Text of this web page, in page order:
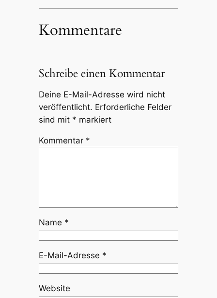
Kommentare
Schreibe einen Kommentar
Deine E-Mail-Adresse wird nicht
veröffentlicht. Erforderliche Felder
sind mit * markiert
Kommentar *
Name *
E-Mail-Adresse *
Website